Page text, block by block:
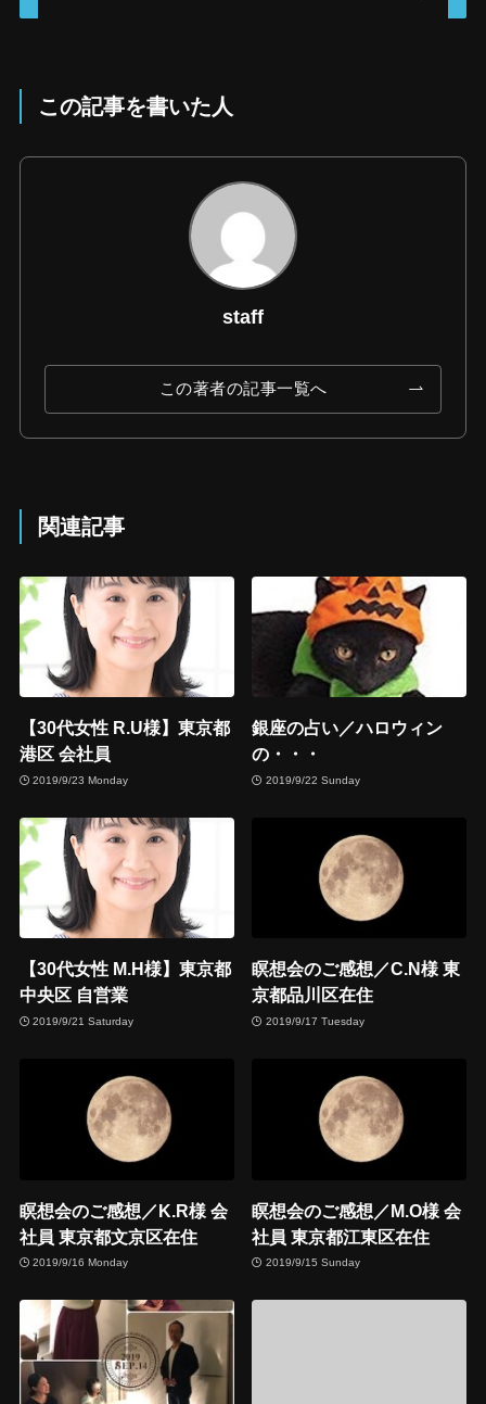
この記事を書いた人
staff
この著者の記事一覧へ
関連記事
【30代女性 R.U様】東京都
港区 会社員
2019/9/23 Monday
銀座の占い／ハロウィン
の・・・
2019/9/22 Sunday
【30代女性 M.H様】東京都
中央区 自営業
2019/9/21 Saturday
瞑想会のご感想／C.N様 東
京都品川区在住
2019/9/17 Tuesday
瞑想会のご感想／K.R様 会
社員 東京都文京区在住
2019/9/16 Monday
瞑想会のご感想／M.O様 会
社員 東京都江東区在住
2019/9/15 Sunday